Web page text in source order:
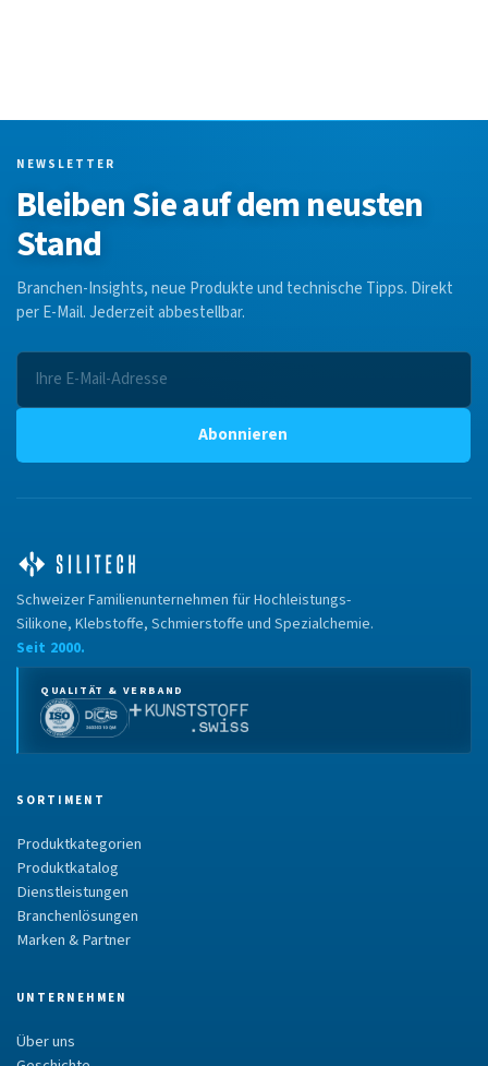
NEWSLETTER
Bleiben Sie auf dem neusten
Stand
Branchen-Insights, neue Produkte und technische Tipps. Direkt
per E-Mail. Jederzeit abbestellbar.
Abonnieren
Schweizer Familienunternehmen für Hochleistungs-
Silikone, Klebstoffe, Schmierstoffe und Spezialchemie.
Seit 2000.
QUALITÄT & VERBAND
SORTIMENT
Produktkategorien
Produktkatalog
Dienstleistungen
Branchenlösungen
Marken & Partner
UNTERNEHMEN
Über uns